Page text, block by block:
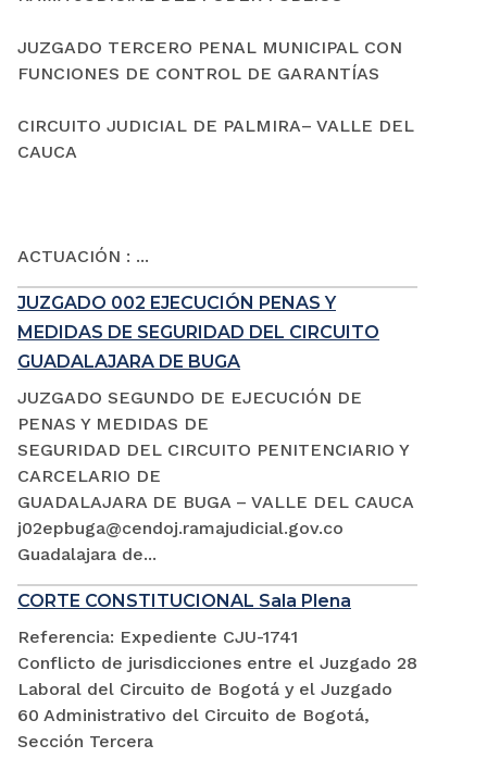
JUZGADO TERCERO PENAL MUNICIPAL CON
FUNCIONES DE CONTROL DE GARANTÍAS
CIRCUITO JUDICIAL DE PALMIRA– VALLE DEL
CAUCA
ACTUACIÓN : ...
JUZGADO 002 EJECUCIÓN PENAS Y
MEDIDAS DE SEGURIDAD DEL CIRCUITO
GUADALAJARA DE BUGA
JUZGADO SEGUNDO DE EJECUCIÓN DE
PENAS Y MEDIDAS DE
SEGURIDAD DEL CIRCUITO PENITENCIARIO Y
CARCELARIO DE
GUADALAJARA DE BUGA – VALLE DEL CAUCA
j02epbuga@cendoj.ramajudicial.gov.co
Guadalajara de...
CORTE CONSTITUCIONAL Sala Plena
Referencia: Expediente CJU-1741
Conflicto de jurisdicciones entre el Juzgado 28
Laboral del Circuito de Bogotá y el Juzgado
60 Administrativo del Circuito de Bogotá,
Sección Tercera